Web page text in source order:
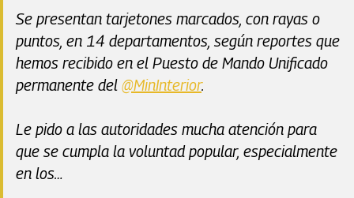
Se presentan tarjetones marcados, con rayas o
puntos, en 14 departamentos, según reportes que
hemos recibido en el Puesto de Mando Unificado
permanente del @MinInterior.
Le pido a las autoridades mucha atención para
que se cumpla la voluntad popular, especialmente
en los…